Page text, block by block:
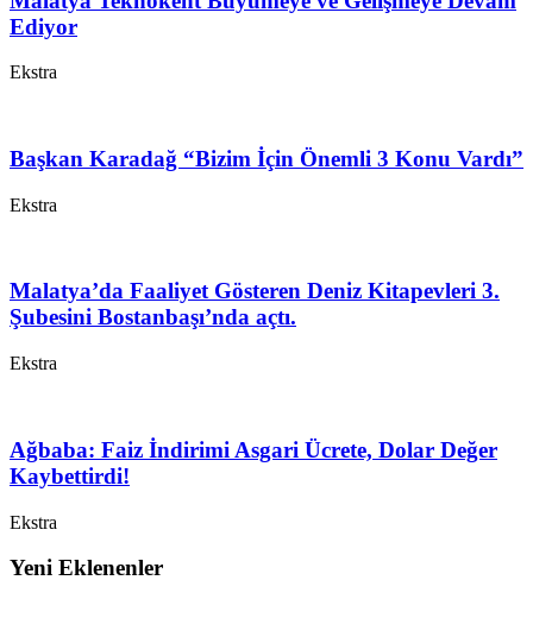
Ediyor
Ekstra
Başkan Karadağ “Bizim İçin Önemli 3 Konu Vardı”
Ekstra
Malatya’da Faaliyet Gösteren Deniz Kitapevleri 3.
Şubesini Bostanbaşı’nda açtı.
Ekstra
Ağbaba: Faiz İndirimi Asgari Ücrete, Dolar Değer
Kaybettirdi!
Ekstra
Yeni Eklenenler